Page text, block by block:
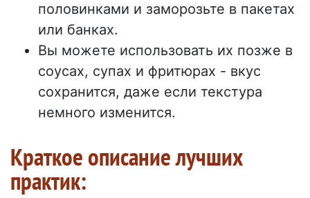
половинками и заморозьте в пакетах
или банках.
Вы можете использовать их позже в
соусах, супах и фритюрах - вкус
сохранится, даже если текстура
немного изменится.
Краткое описание лучших
практик: